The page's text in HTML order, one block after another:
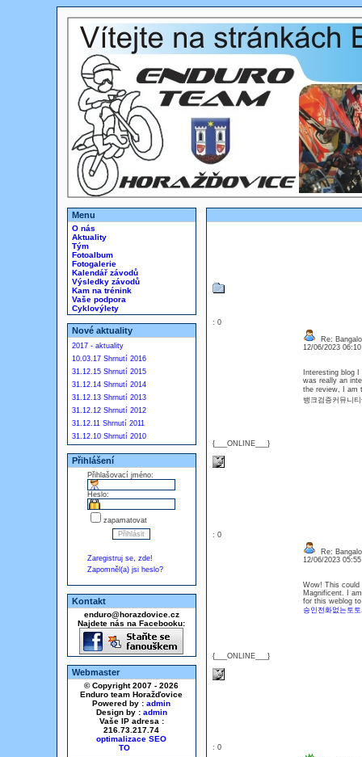
Menu
O nás
Aktuality
Tým
Fotoalbum
Fotogalerie
Kalendář závodů
Výsledky závodů
Kam na trénink
Vaše podpora
Cyklovýlety
Nové aktuality
2017 - aktuality
10.03.17 Shrnutí 2016
31.12.15 Shrnutí 2015
31.12.14 Shrnutí 2014
31.12.13 Shrnutí 2013
31.12.12 Shrnutí 2012
31.12.11 Shrnutí 2011
31.12.10 Shrnutí 2010
Přihlášení
Přihlašovací jméno:
Heslo:
zapamatovat
Zaregistruj se, zde!
Zapomněl(a) jsi heslo?
Kontakt
enduro@horazdovice.cz
Najdete nás na Facebooku:
Webmaster
© Copyright 2007 - 2026
Enduro team Horažďovice
Powered by : admin
Design by : admin
Vaše IP adresa :
216.73.217.74
optimalizace SEO
: 0
{___ONLINE___}
Re:
12/06/2023
Interesting blog
was really an
the review, I am
뱅크검증커뮤니
: 0
{___ONLINE___}
Re:
12/06/2023
Wow! This could
Magnificent. I
for this weblog
승인전화없는토
: 0